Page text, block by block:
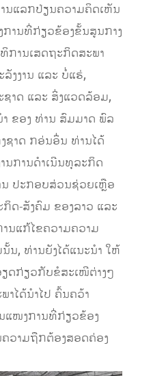
ນແລກປ່ຽນຄວາມຄິດເຫັນ
ານທີ່ກ່ຽວຂ້ອງຂັ້ນສູນກາງ
ການເສດຖະກິດສະພາ
ງງານ ແລະ ບໍ່ແຮ່,
າດ ແລະ ສິ່ງແວດລ້ອມ,
ຂອງ ທ່ານ ສົມມາດ ພົລ
ຊາດ ກອ່ນອຶ່ນ ທ່ານໄດ້
ນການດໍາເນີນທຸລະກິດ
ປະກອບສ່ວນຊ່ວຍເຫຼືອ
ກິດ-ສັງຄົມ ຂອງລາວ ແລະ
ນແກ້ໄຂຄວາມຄວາມ
ນ, ທ່ານຍັງໄດ້ແນະນໍາ ໃຫ້
ຽດກ່ຽວກັບຂໍສະເໜີຕ່າງໆ
າໄດ້ນໍາໄປ ຄົ້ນຄວ້າ
ແໜງການທີ່ກ່ຽວຂ້ອງ
ວາມຖືກຕ້ອງສອດຄ່ອງ